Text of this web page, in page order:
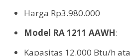
Harga Rp3.980.000
Model RA 1211 AAWH:
Kapasitas 12.000 Btu/h